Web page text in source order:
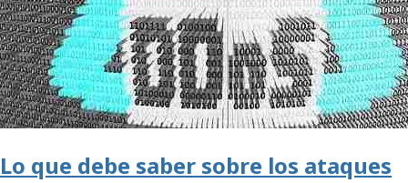
Lo que debe saber sobre los ataques